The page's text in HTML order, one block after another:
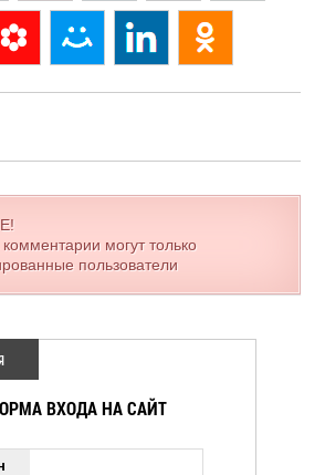
могут только
пользователи
ВХОДА НА САЙТ